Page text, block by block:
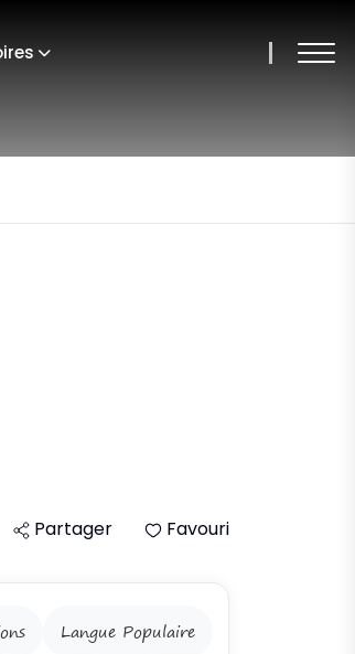
Partager Favouri
Langue Populaire